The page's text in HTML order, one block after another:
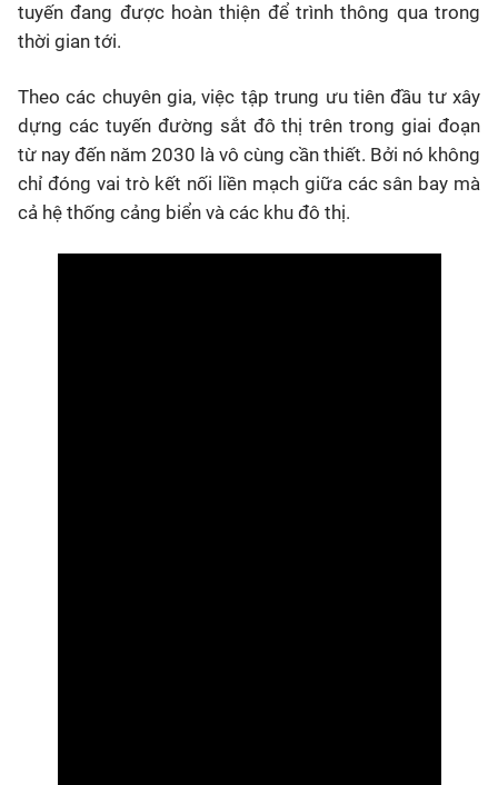
tuyến đang được hoàn thiện để trình thông qua trong
thời gian tới.
Theo các chuyên gia, việc tập trung ưu tiên đầu tư xây
dựng các tuyến đường sắt đô thị trên trong giai đoạn
từ nay đến năm 2030 là vô cùng cần thiết. Bởi nó không
chỉ đóng vai trò kết nối liền mạch giữa các sân bay mà
cả hệ thống cảng biển và các khu đô thị.